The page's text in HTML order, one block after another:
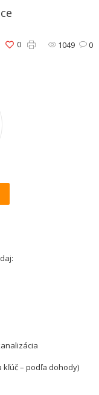
1049 0
0
– podľa dohody)